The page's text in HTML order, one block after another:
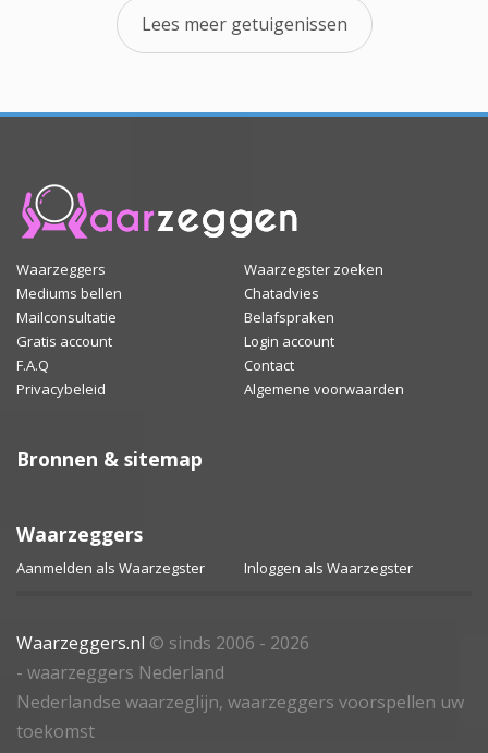
Lees meer getuigenissen
Waarzeggers
Waarzegster zoeken
Mediums bellen
Chatadvies
Mailconsultatie
Belafspraken
Gratis account
Login account
F.A.Q
Contact
Privacybeleid
Algemene voorwaarden
Bronnen & sitemap
Waarzeggers
Aanmelden als Waarzegster Inloggen als Waarzegster
Waarzeggers.nl © sinds 2006 - 2026
- waarzeggers Nederland
Nederlandse waarzeglijn, waarzeggers voorspellen uw
toekomst